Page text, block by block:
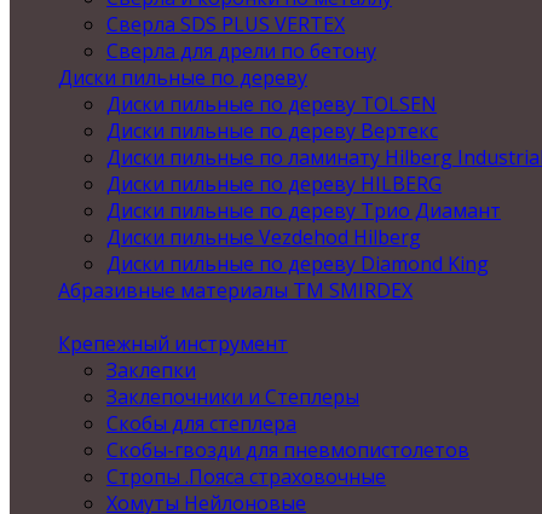
Сверла SDS PLUS VERTEX
Сверла для дрели по бетону
Диски пильные по дереву
Диски пильные по дереву TOLSEN
Диски пильные по дереву Вертекс
Диски пильные по ламинату Hilberg
Диски пильные по дереву HILBERG
Диски пильные по дереву Трио Диамант
Диски пильные Vezdehod Hilberg
Диски пильные по дереву Diamond King
Абразивные материалы ТМ SMIRDEX
Крепежный инструмент
Заклепки
Заклепочники и Степлеры
Скобы для степлера
Скобы-гвозди для пневмопистолетов
Стропы .Пояса страховочные
Хомуты Нейлоновые